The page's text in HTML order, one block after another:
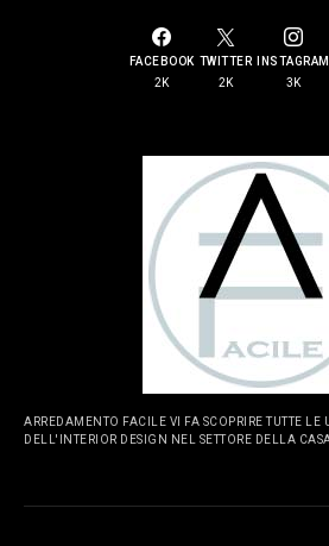
FACEBOOK
2K
TWITTER
2K
INSTAGRAM
3K
ARREDAMENTO FACILE VI FA SCOPRIRE TUTTE LE
DELL'INTERIOR DESIGN NEL SETTORE DELLA